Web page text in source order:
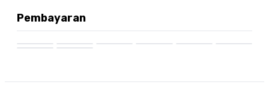
Pembayaran